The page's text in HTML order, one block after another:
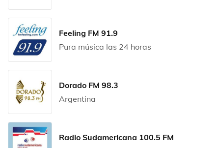
Feeling FM 91.9
Pura música las 24 horas
Dorado FM 98.3
Argentina
Radio Sudamericana 100.5 FM